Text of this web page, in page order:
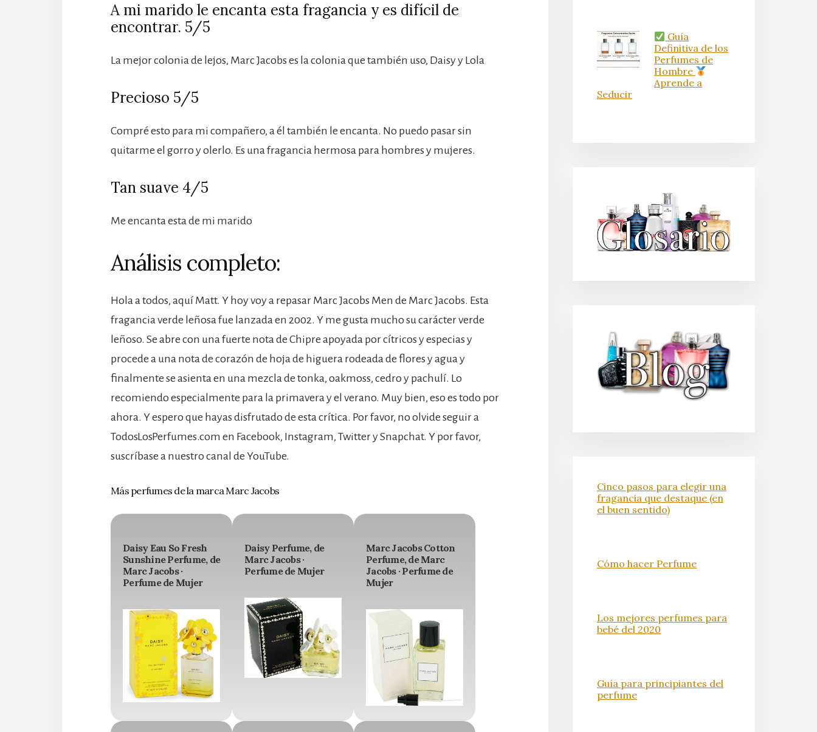
A mi marido le encanta esta fragancia y es difícil de
encontrar. 5/5
La mejor colonia de lejos, Marc Jacobs es la colonia que también uso, Daisy y Lola
Precioso 5/5
Compré esto para mi compañero, a él también le encanta. No puedo pasar sin
quitarme el gorro y olerlo. Es una fragancia hermosa para hombres y mujeres.
Tan suave 4/5
Me encanta esta de mi marido
Análisis completo:
Hola a todos, aquí Matt. Y hoy voy a repasar Marc Jacobs Men de Marc Jacobs. Esta
fragancia verde leñosa fue lanzada en 2002. Y me gusta mucho su carácter verde
leñoso. Se abre con una fuerte nota de Chipre apoyada por cítricos y especias y
procede a una nota de corazón de hoja de higuera rodeada de flores y agua y
finalmente se asienta en una mezcla de tonka, oakmoss, cedro y pachulí. Lo
recomiendo especialmente para la primavera y el verano. Muy bien, eso es todo por
ahora. Y espero que hayas disfrutado de esta crítica. Por favor, no olvide seguir a
TodosLosPerfumes.com en Facebook, Instagram, Twitter y Snapchat. Y por favor,
suscríbase a nuestro canal de YouTube.
Más perfumes de la marca Marc Jacobs
Daisy Eau So Fresh
Sunshine Perfume, de
Marc Jacobs ·
Perfume de Mujer
Daisy Perfume, de
Marc Jacobs ·
Perfume de Mujer
Marc Jacobs Cotton
Perfume, de Marc
Jacobs · Perfume de
Mujer
Guía
Definitiva de los
Perfumes de
Hombre
Aprende a
Seducir
Cinco pasos para elegir una
fragancia que destaque (en
el buen sentido)
Cómo hacer Perfume
Los mejores perfumes para
bebé del 2020
Guía para principiantes del
perfume